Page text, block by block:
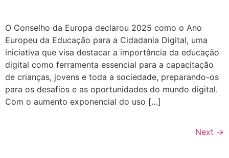
O Conselho da Europa declarou 2025 como o Ano
Europeu da Educação para a Cidadania Digital, uma
iniciativa que visa destacar a importância da educação
digital como ferramenta essencial para a capacitação
de crianças, jovens e toda a sociedade, preparando-os
para os desafios e as oportunidades do mundo digital.
Com o aumento exponencial do uso […]
Next →